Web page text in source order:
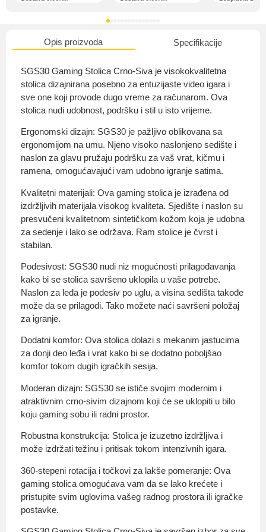
Opis proizvoda Specifikacije
SGS30 Gaming Stolica Crno-Siva je visokokvalitetna
stolica dizajnirana posebno za entuzijaste video igara i
sve one koji provode dugo vreme za računarom. Ova
stolica nudi udobnost, podršku i stil u isto vrijeme.
Ergonomski dizajn: SGS30 je pažljivo oblikovana sa
ergonomijom na umu. Njeno visoko naslonjeno sedište i
naslon za glavu pružaju podršku za vaš vrat, kičmu i
ramena, omogućavajući vam udobno igranje satima.
Kvalitetni materijali: Ova gaming stolica je izrađena od
izdržljivih materijala visokog kvaliteta. Sjedište i naslon su
presvučeni kvalitetnom sintetičkom kožom koja je udobna
za sedenje i lako se održava. Ram stolice je čvrst i
stabilan.
Podesivost: SGS30 nudi niz mogućnosti prilagođavanja
kako bi se stolica savršeno uklopila u vaše potrebe.
Naslon za leđa je podesiv po uglu, a visina sedišta takođe
može da se prilagodi. Tako možete naći savršeni položaj
za igranje.
Dodatni komfor: Ova stolica dolazi s mekanim jastucima
za donji deo leđa i vrat kako bi se dodatno poboljšao
komfor tokom dugih igračkih sesija.
Moderan dizajn: SGS30 se ističe svojim modernim i
atraktivnim crno-sivim dizajnom koji će se uklopiti u bilo
koju gaming sobu ili radni prostor.
Robustna konstrukcija: Stolica je izuzetno izdržljiva i
može izdržati težinu i pritisak tokom intenzivnih igara.
360-stepeni rotacija i točkovi za lakše pomeranje: Ova
gaming stolica omogućava vam da se lako krećete i
pristupite svim uglovima vašeg radnog prostora ili igračke
postavke.
O nama
Privatnost kupca